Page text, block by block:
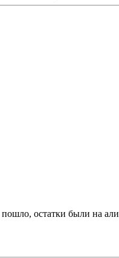
остатки были на али